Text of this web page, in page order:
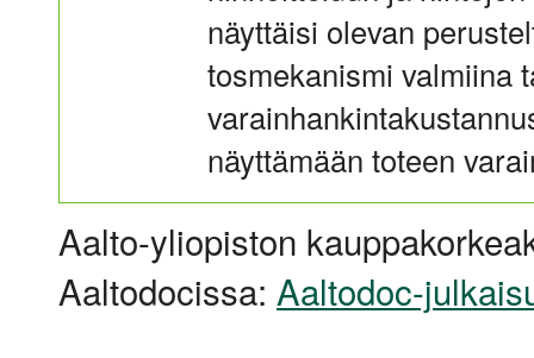
näyttäisi olevan
tosmekanismi valmiina
näyttämään toteen
Aalto-yliopiston
Aaltodocissa: Aaltodoc-